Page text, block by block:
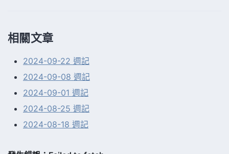
相關文章
2024-09-22 週記
2024-09-08 週記
2024-09-01 週記
2024-08-25 週記
2024-08-18 週記